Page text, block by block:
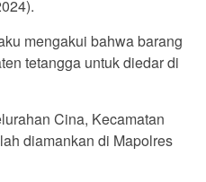
mengakui bahwa barang
tetangga untuk diedar di
Cina, Kecamatan
diamankan di Mapolres